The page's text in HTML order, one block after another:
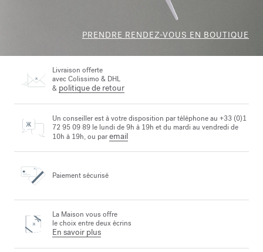
PRENDRE RENDEZ-VOUS EN BOUTIQUE
Livraison offerte
avec Colissimo & DHL
& politique de retour
Un conseiller est à votre disposition par téléphone au +33 (0)1
72 95 09 89 le lundi de 9h à 19h et du mardi au vendredi de
10h à 19h, ou paremail
Paiement sécurisé
La Maison vous offre
le choix entre deux écrins
En savoir plus